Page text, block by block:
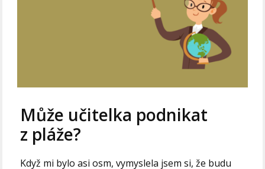
Může učitelka podnikat
z pláže?
Když mi bylo asi osm, vymyslela jsem si, že budu